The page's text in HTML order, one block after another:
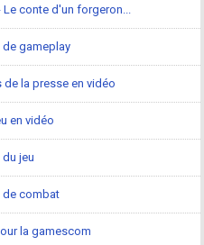
Le conte d'un forgeron...
de gameplay
la presse en vidéo
en vidéo
jeu
de combat
la gamescom